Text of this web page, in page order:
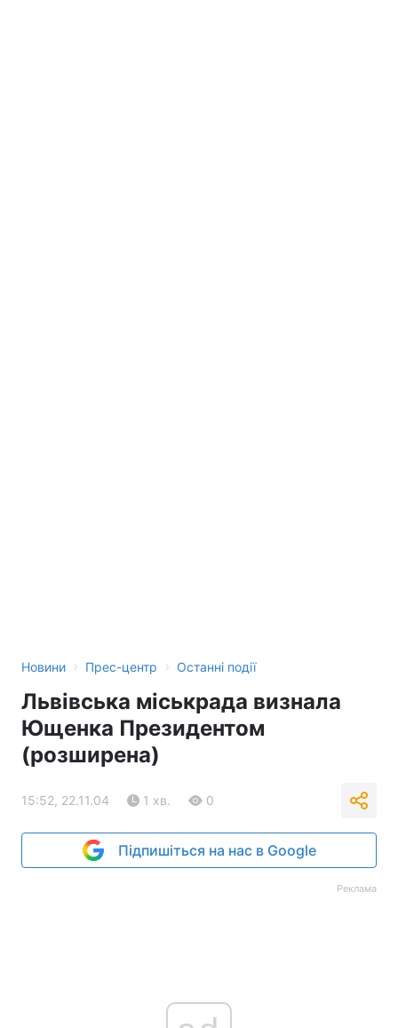
Новини › Прес-центр › Останні події
Львівська міськрада визнала
Ющенка Президентом
(розширена)
15:52, 22.11.04 1 хв. 0
Підпишіться на нас в Google
Реклама